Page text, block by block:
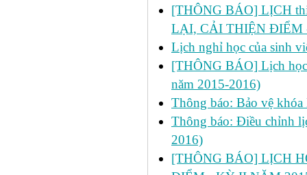
[THÔNG BÁO] LỊCH thi
LẠI, CẢI THIỆN ĐIỂM
Lịch nghỉ học của sinh
[THÔNG BÁO] Lịch
năm 2015-2016)
Thông báo: Bảo vệ
Thông báo: Điều chỉnh
2016)
[THÔNG BÁO] LỊCH